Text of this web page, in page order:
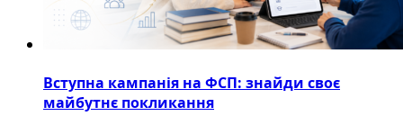
Вступна кампанія на ФСП: знайди своє
майбутнє покликання